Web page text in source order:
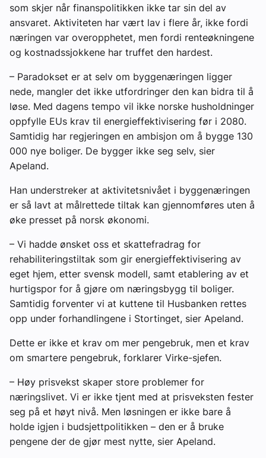
som skjer når finanspolitikken ikke tar sin del av
ansvaret. Aktiviteten har vært lav i flere år, ikke fordi
næringen var overopphetet, men fordi renteøkningene
og kostnadssjokkene har truffet den hardest.
– Paradokset er at selv om byggenæringen ligger
nede, mangler det ikke utfordringer den kan bidra til å
løse. Med dagens tempo vil ikke norske husholdninger
oppfylle EUs krav til energieffektivisering før i 2080.
Samtidig har regjeringen en ambisjon om å bygge 130
000 nye boliger. De bygger ikke seg selv, sier
Apeland.
Han understreker at aktivitetsnivået i byggenæringen
er så lavt at målrettede tiltak kan gjennomføres uten å
øke presset på norsk økonomi.
– Vi hadde ønsket oss et skattefradrag for
rehabiliteringstiltak som gir energieffektivisering av
eget hjem, etter svensk modell, samt etablering av et
hurtigspor for å gjøre om næringsbygg til boliger.
Samtidig forventer vi at kuttene til Husbanken rettes
opp under forhandlingene i Stortinget, sier Apeland.
Dette er ikke et krav om mer pengebruk, men et krav
om smartere pengebruk, forklarer Virke-sjefen.
– Høy prisvekst skaper store problemer for
næringslivet. Vi er ikke tjent med at prisveksten fester
seg på et høyt nivå. Men løsningen er ikke bare å
holde igjen i budsjettpolitikken – den er å bruke
pengene der de gjør mest nytte, sier Apeland.